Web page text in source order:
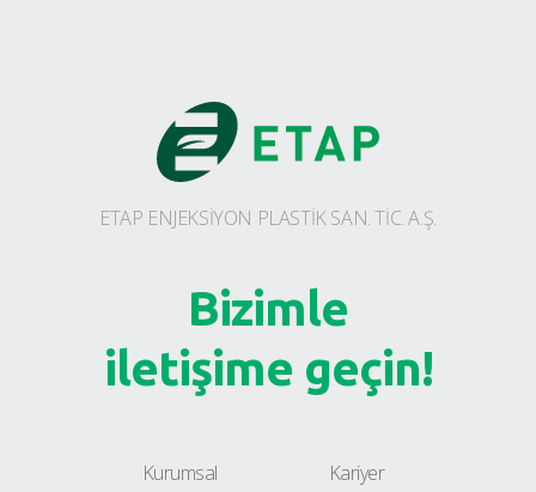
ETAP ENJEKSİYON PLASTİK SAN. TİC. A.Ş.
Bizimle
iletişime geçin!
Kurumsal Kariyer